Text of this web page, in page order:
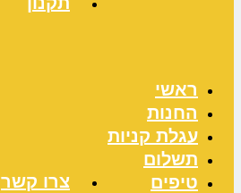
ראשי
החנות
עגלת קניות
תשלום
טיפים
צרו קשר